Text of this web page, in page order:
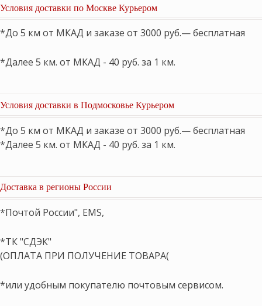
Условия доставки по Москве Курьером
*До 5 км от МКАД и заказе от 3000 руб.— бесплатная
*Далее 5 км. от МКАД - 40 руб. за 1 км.
Условия доставки в Подмосковье Курьером
*До 5 км от МКАД и заказе от 3000 руб.— бесплатная
*Далее 5 км. от МКАД - 40 руб. за 1 км.
Доставка в регионы России
*Почтой России", EMS,
*ТК "СДЭК"
(ОПЛАТА ПРИ ПОЛУЧЕНИЕ ТОВАРА(
*или удобным покупателю почтовым сервисом.